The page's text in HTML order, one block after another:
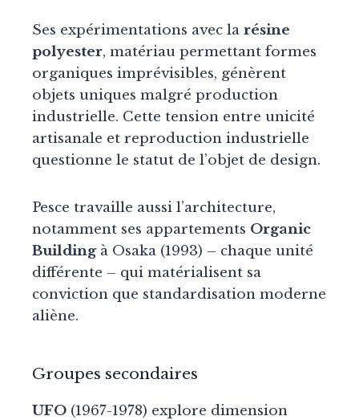
Ses expérimentations avec la résine
polyester, matériau permettant formes
organiques imprévisibles, génèrent
objets uniques malgré production
industrielle. Cette tension entre unicité
artisanale et reproduction industrielle
questionne le statut de l’objet de design.
Pesce travaille aussi l’architecture,
notamment ses appartements Organic
Buildingà Osaka (1993) – chaque unité
différente – qui matérialisent sa
conviction que standardisation moderne
aliène.
Groupes secondaires
UFO (1967-1978) explore dimension